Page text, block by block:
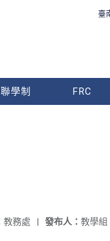
臺
學制 FRC
發布人： 教學組
教務處 |